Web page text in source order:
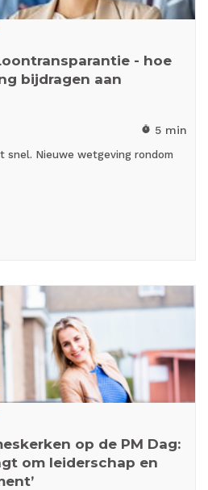
- hoe
bijdragen aan
timer 5 min
snel. Nieuwe wetgeving rondom
op de PM Dag:
om leiderschap en